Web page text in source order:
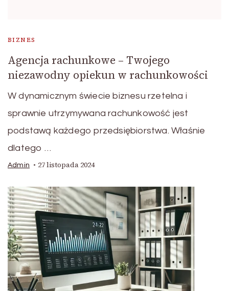
BIZNES
Agencja rachunkowe – Twojego
niezawodny opiekun w rachunkowości
W dynamicznym świecie biznesu rzetelna i
sprawnie utrzymywana rachunkowość jest
podstawą każdego przedsiębiorstwa. Właśnie
dlatego …
Admin 27 listopada 2024